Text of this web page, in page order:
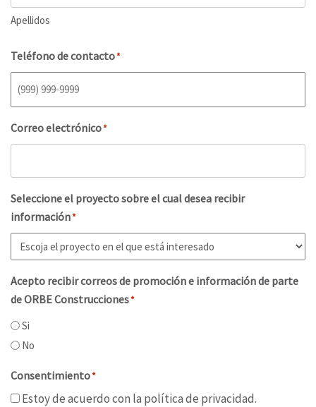
Apellidos
Teléfono de contacto*
Correo electrónico*
Seleccione el proyecto sobre el cual desea recibir
información*
Acepto recibir correos de promoción e información de parte
de ORBE Construcciones*
Si
No
Consentimiento*
Estoy de acuerdo con la política de privacidad.